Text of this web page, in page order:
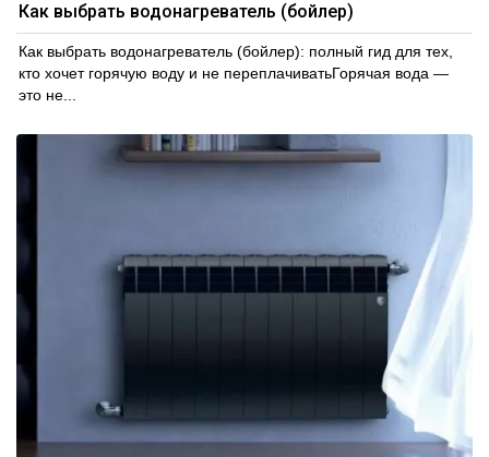
Как выбрать водонагреватель (бойлер)
Как выбрать водонагреватель (бойлер): полный гид для тех,
кто хочет горячую воду и не переплачиватьГорячая вода —
это не...